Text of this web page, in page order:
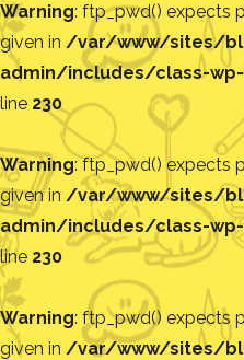
Warning: ftp_pwd() expects
given in /var/www/sites/
admin/includes/class-
line 230
Warning: ftp_pwd() expects
given in /var/www/sites/
admin/includes/class-
line 230
Warning: ftp_pwd() expects
given in /var/www/sites/